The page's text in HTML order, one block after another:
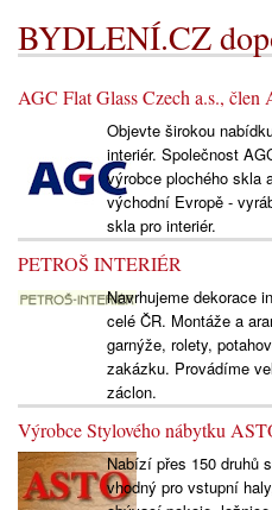
BYDLENÍ.CZ
AGC Flat Glass Czech a.s., člen
Objevte širokou
interiér. Společnost
výrobce plochého skla
východní Evropě -
skla pro interiér.
PETROŠ INTERIÉR
Navrhujeme dekorace
celé ČR. Montáže a
garnýže, rolety,
zakázku. Provádíme
záclon.
Výrobce Stylového nábytku
Nabízí přes 150 druhů
vhodný pro vstupní